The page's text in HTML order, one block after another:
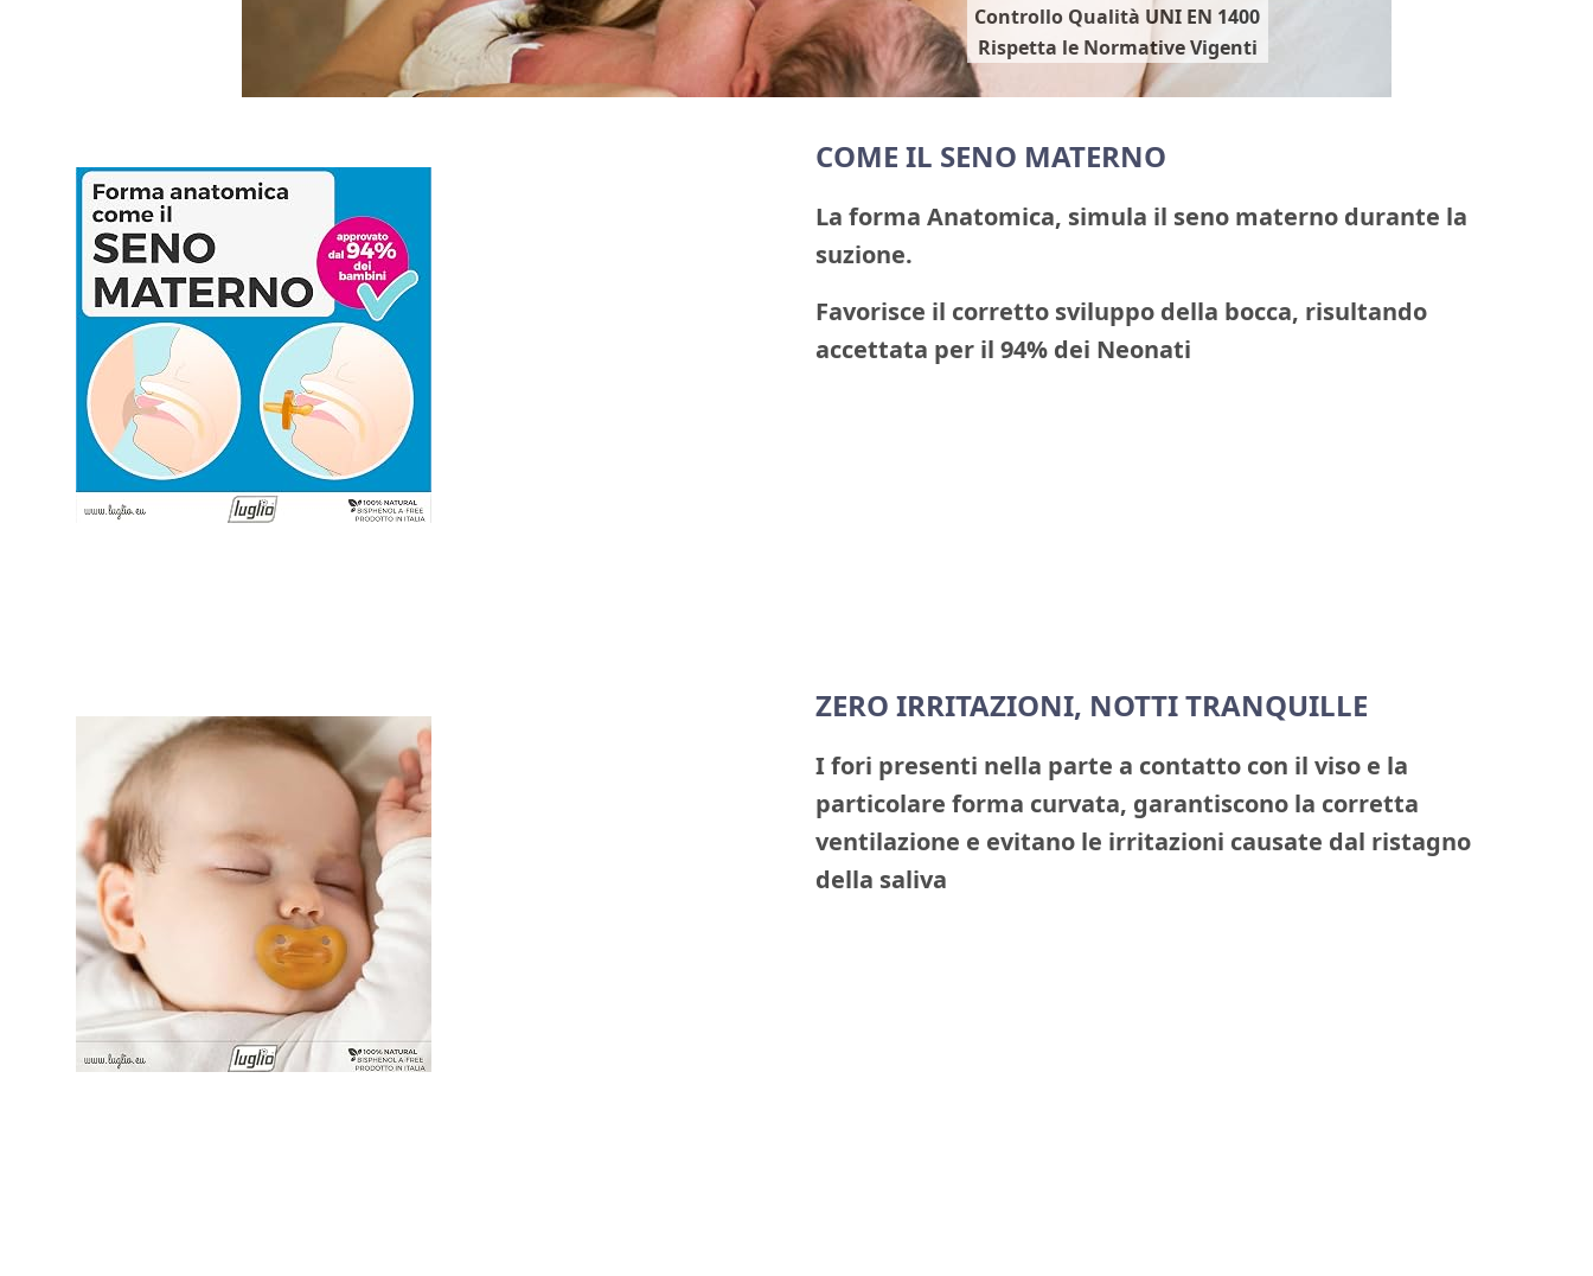
Controllo Qualità UNI EN 1400
Rispetta le Normative Vigenti
COME IL SENO MATERNO
La forma Anatomica, simula il seno materno durante la
suzione.
Favorisce il corretto sviluppo della bocca, risultando
accettata per il 94% dei Neonati
ZERO IRRITAZIONI, NOTTI TRANQUILLE
I fori presenti nella parte a contatto con il viso e la
particolare forma curvata, garantiscono la corretta
ventilazione e evitano le irritazioni causate dal ristagno
della saliva